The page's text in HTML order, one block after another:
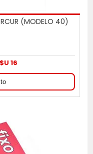
(MODELO 40)
16